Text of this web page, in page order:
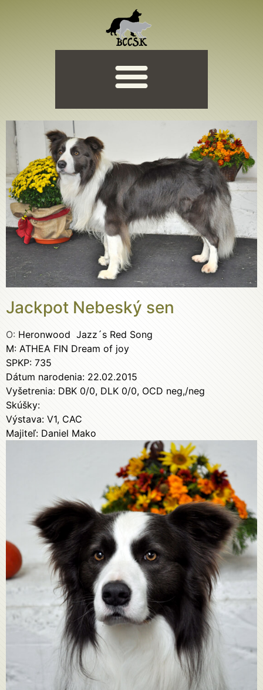
Jackpot Nebeský sen
O: Heronwood Jazz´s Red Song
M: ATHEA FIN Dream of joy
SPKP: 735
Dátum narodenia: 22.02.2015
Vyšetrenia: DBK 0/0, DLK 0/0, OCD neg,/neg
Skúšky:
Výstava: V1, CAC
Majiteľ: Daniel Mako